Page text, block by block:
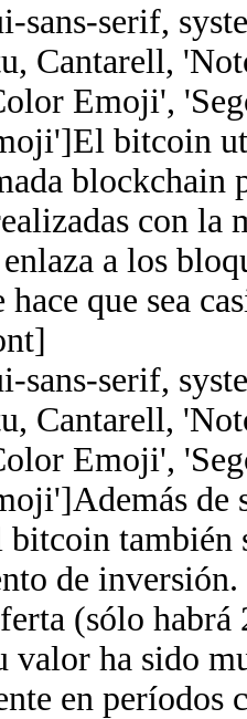
sans-serif,
Cantarell,
Emoji',
bitcoin
blockchain
con la
a los
hace que sea
sans-serif,
Cantarell,
Emoji',
de
también
de
(sólo
valor ha sido
en períodos